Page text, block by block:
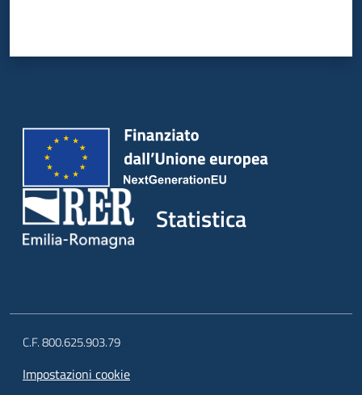
Statistica
C.F. 800.625.903.79
Impostazioni cookie